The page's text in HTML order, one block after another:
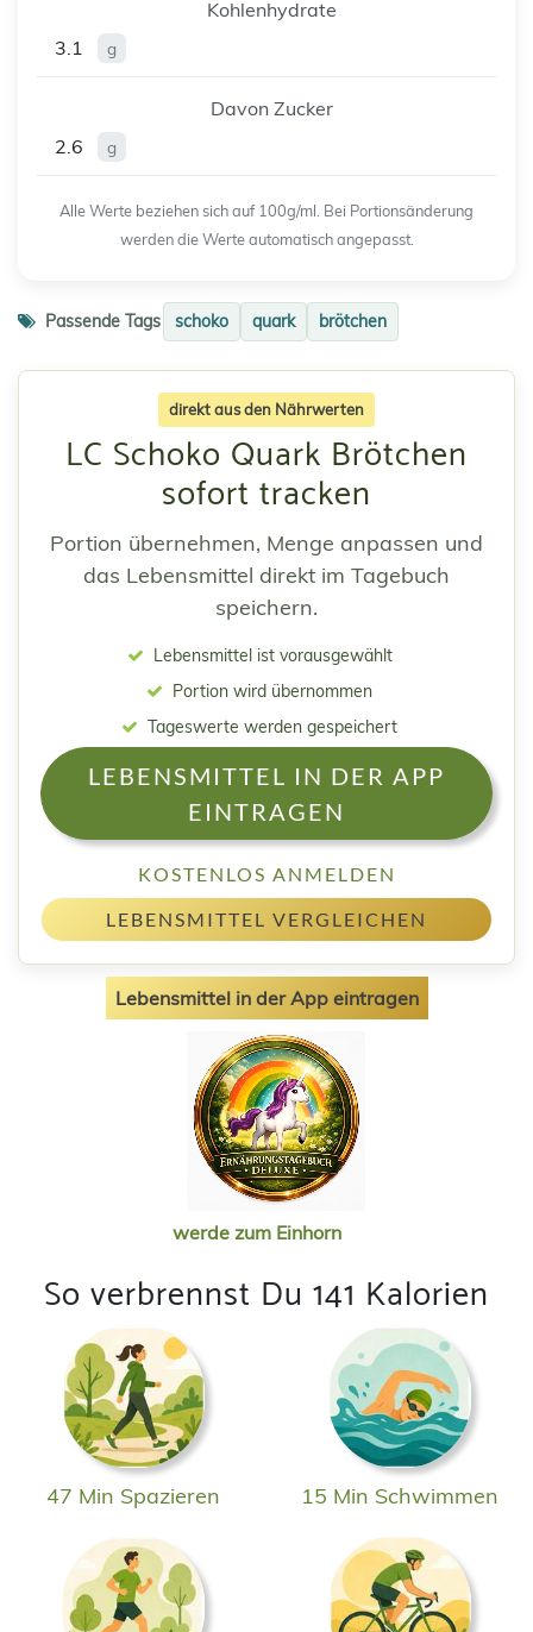
Kohlenhydrate
3.1
g
Davon Zucker
2.6
g
Alle Werte beziehen sich auf 100g/ml. Bei Portionsänderung
werden die Werte automatisch angepasst.
Passende Tags schoko quark brötchen
direkt aus den Nährwerten
LC Schoko Quark Brötchen
sofort tracken
Portion übernehmen, Menge anpassen und
das Lebensmittel direkt im Tagebuch
speichern.
Lebensmittel ist vorausgewählt
Portion wird übernommen
Tageswerte werden gespeichert
LEBENSMITTEL IN DER APP
EINTRAGEN
KOSTENLOS ANMELDEN
LEBENSMITTEL VERGLEICHEN
Lebensmittel in der App eintragen
werde zum Einhorn
So verbrennst Du 141 Kalorien
47 Min Spazieren 15 Min Schwimmen